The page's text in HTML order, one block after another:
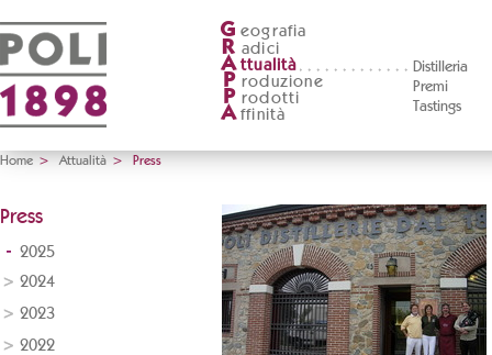
G eografia
R adici
A ttualità
Distilleria
Premi
Tastings
P roduzione
P rodotti
A ffinità
Home > Attualità > Press
Press
2025
2024
2023
2022